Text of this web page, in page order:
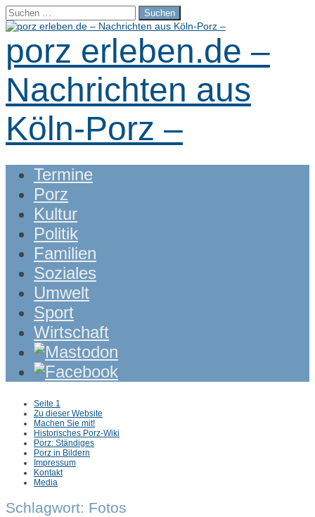
Suchen
nach:
porz erleben.de –
Nachrichten aus
Köln-Porz –
Main
menu
Skip
content
Termine
Porz
Kultur
Politik
Familien
Soziales
Umwelt
Sport
Wirtschaft
menu
Seite 1
Zu dieser Website
Machen Sie mit!
Historisches Porz-Wiki
Porz: Ständiges
Porz in Bildern
Impressum
Kontakt
Media
Schlagwort: Fotos